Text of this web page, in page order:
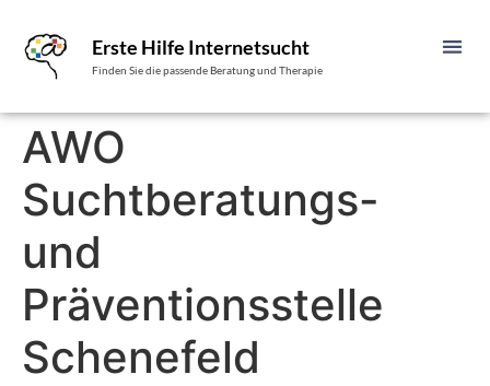
Erste Hilfe Internetsucht
Finden Sie die passende Beratung und Therapie
AWO
Suchtberatungs-
und
Präventionsstelle
Schenefeld